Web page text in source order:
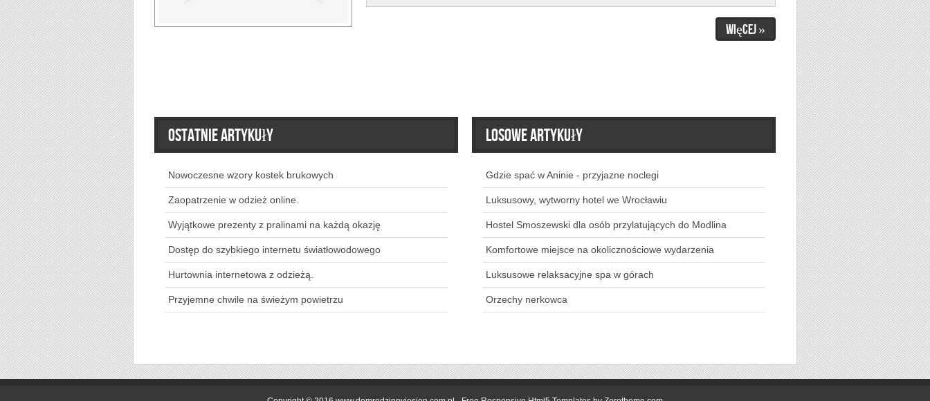
Więcej »
Ostatnie artykuły
Nowoczesne wzory kostek brukowych
Zaopatrzenie w odzież online.
Wyjątkowe prezenty z pralinami na każdą okazję
Dostęp do szybkiego internetu światłowodowego
Hurtownia internetowa z odzieżą.
Przyjemne chwile na świeżym powietrzu
Losowe artykuły
Gdzie spać w Aninie - przyjazne noclegi
Luksusowy, wytworny hotel we Wrocławiu
Hostel Smoszewski dla osób przylatujących do Modlina
Komfortowe miejsce na okolicznościowe wydarzenia
Luksusowe relaksacyjne spa w górach
Orzechy nerkowca